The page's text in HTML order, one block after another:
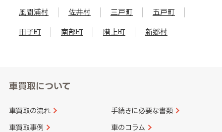
風間浦村 佐井村 三戸町 五戸町
田子町 南部町 階上町 新郷村
車買取について
車買取の流れ 手続きに必要な書類
車買取事例 車のコラム